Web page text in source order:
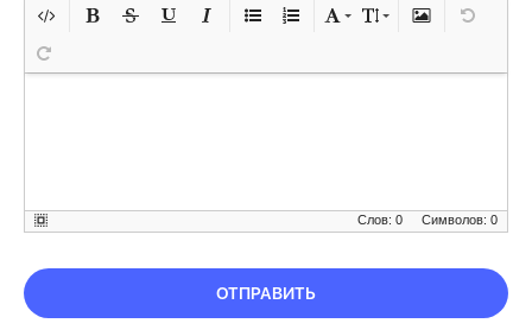
Символов: 0
Слов: 0
ОТПРАВИТЬ